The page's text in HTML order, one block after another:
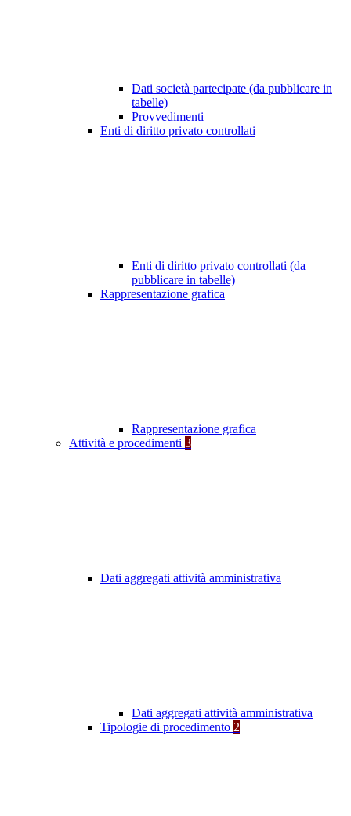
Dati società partecipate (da pubblicare in
tabelle)
Provvedimenti
Enti di diritto privato controllati
Enti di diritto privato controllati (da
pubblicare in tabelle)
Rappresentazione grafica
Rappresentazione grafica
Attività e procedimenti 3
Dati aggregati attività amministrativa
Dati aggregati attività amministrativa
Tipologie di procedimento 2